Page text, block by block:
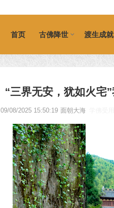
首页 古佛降世 渡生成就
“三界无安，犹如火宅
09/08/2025 15:50:19 面朝大海